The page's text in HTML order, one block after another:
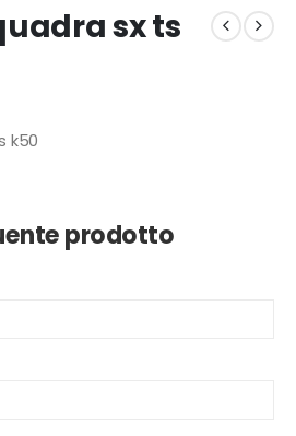
sx ts
k50
prodotto